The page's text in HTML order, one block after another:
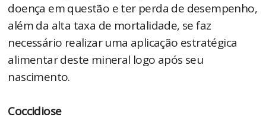
doença em questão e ter perda de desempenho,
além da alta taxa de mortalidade, se faz
necessário realizar uma aplicação estratégica
alimentar deste mineral logo após seu
nascimento.
Coccidiose